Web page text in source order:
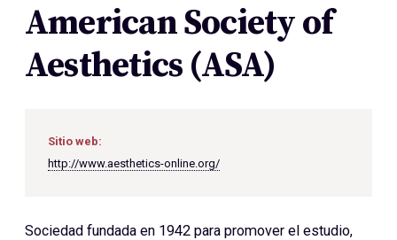
Publicaciones
Galería
Miembros
Reglamento
Convenios
American Society of
Aesthetics (ASA)
Sitio web:
http://www.aesthetics-online.org/
Sociedad fundada en 1942 para promover el estudio,